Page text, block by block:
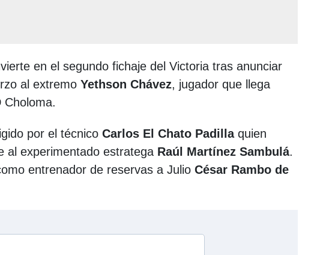
en el segundo fichaje del Victoria tras anunciar
al extremo Yethson Chávez, jugador que llega
Choloma.
por el técnico Carlos El Chato Padilla quien
al experimentado estratega Raúl Martínez Sambulá.
entrenador de reservas a Julio César Rambo de